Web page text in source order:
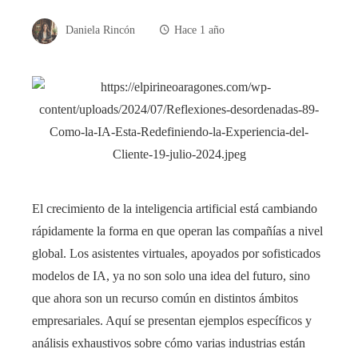
Daniela Rincón Hace 1 año
El crecimiento de la inteligencia artificial está cambiando
rápidamente la forma en que operan las compañías a nivel
global. Los asistentes virtuales, apoyados por sofisticados
modelos de IA, ya no son solo una idea del futuro, sino
que ahora son un recurso común en distintos ámbitos
empresariales. Aquí se presentan ejemplos específicos y
análisis exhaustivos sobre cómo varias industrias están